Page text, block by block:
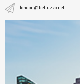
london@belluzzo.net